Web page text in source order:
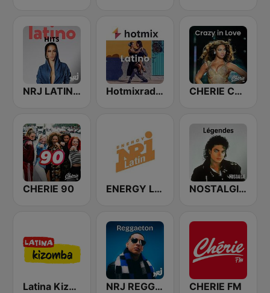
NRJ LATINO HITS Hotmixradio Latino CHERIE CRAZY IN LOVE
CHERIE 90 ENERGY Latin NOSTALGIE LEGENDES
Latina Kizomba NRJ REGGAETON CHERIE FM